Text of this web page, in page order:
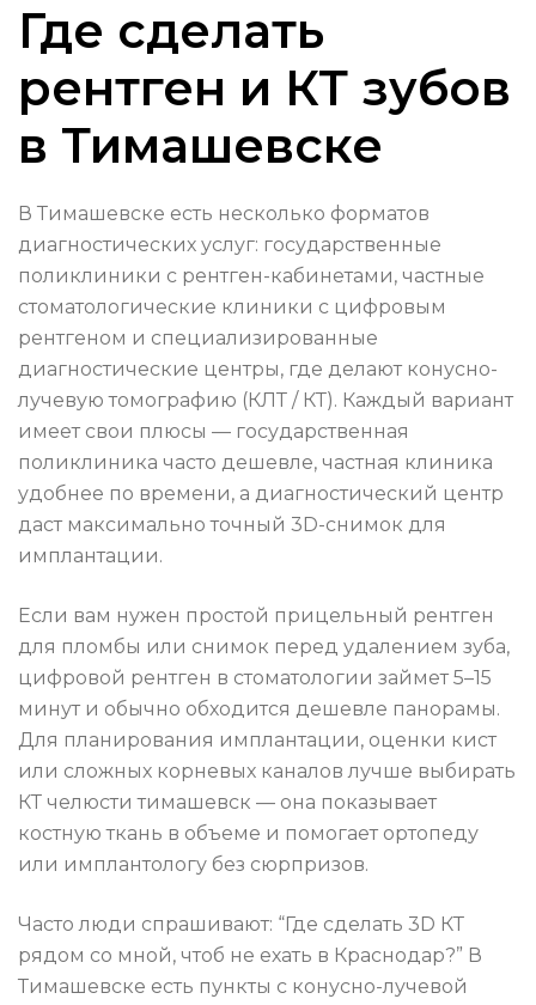
Где сделать
рентген и КТ зубов
в Тимашевске
В Тимашевске есть несколько форматов
диагностических услуг: государственные
поликлиники с рентген-кабинетами, частные
стоматологические клиники с цифровым
рентгеном и специализированные
диагностические центры, где делают конусно-
лучевую томографию (КЛТ / КТ). Каждый вариант
имеет свои плюсы — государственная
поликлиника часто дешевле, частная клиника
удобнее по времени, а диагностический центр
даст максимально точный 3D-снимок для
имплантации.
Если вам нужен простой прицельный рентген
для пломбы или снимок перед удалением зуба,
цифровой рентген в стоматологии займет 5–15
минут и обычно обходится дешевле панорамы.
Для планирования имплантации, оценки кист
или сложных корневых каналов лучше выбирать
КТ челюсти тимашевск — она показывает
костную ткань в объеме и помогает ортопеду
или имплантологу без сюрпризов.
Часто люди спрашивают: “Где сделать 3D КТ
рядом со мной, чтоб не ехать в Краснодар?” В
Тимашевске есть пункты с конусно-лучевой